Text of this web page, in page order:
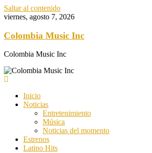
Saltar al contenido
viernes, agosto 7, 2026
Colombia Music Inc
Colombia Music Inc
Inicio
Noticias
Entretenimiento
Música
Noticias del momento
Estrenos
Latino Hits